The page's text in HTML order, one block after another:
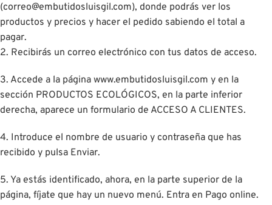
(correo@embutidosluisgil.com), donde podrás ver los
productos y precios y hacer el pedido sabiendo el total a
pagar.
2. Recibirás un correo electrónico con tus datos de acceso.
3. Accede a la página www.embutidosluisgil.com y en la
sección PRODUCTOS ECOLÓGICOS, en la parte inferior
derecha, aparece un formulario de ACCESO A CLIENTES.
4. Introduce el nombre de usuario y contraseña que has
recibido y pulsa Enviar.
5. Ya estás identificado, ahora, en la parte superior de la
página, fíjate que hay un nuevo menú. Entra en Pago online.